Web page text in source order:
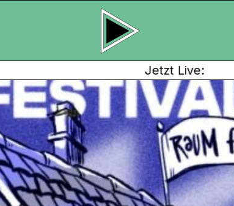
Jetzt Live:
wird am
& Küche über